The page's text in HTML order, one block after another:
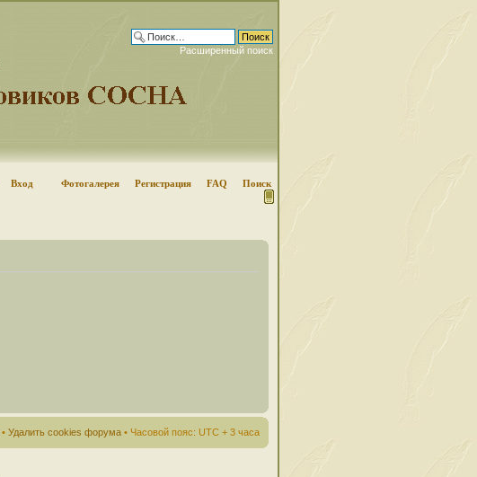
Расширенный поиск
Вход Фотогалерея Регистрация FAQ Поиск
• Удалить cookies форума • Часовой пояс: UTC + 3 часа